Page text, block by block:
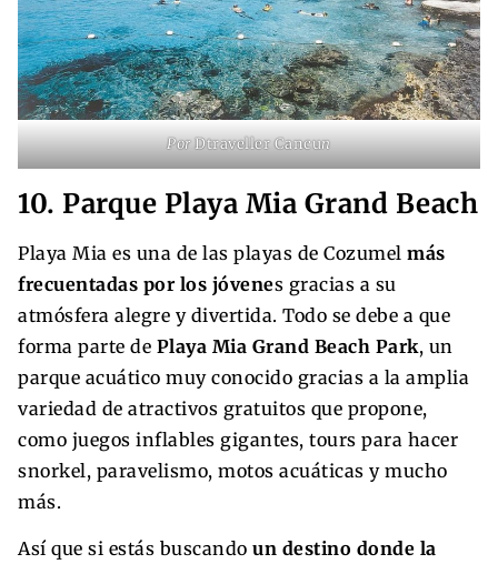
PorDtraveller Cancun
10. Parque Playa Mia Grand Beach
Playa Mia es una de las playas de Cozumel más
frecuentadas por los jóvenes gracias a su
atmósfera alegre y divertida. Todo se debe a que
forma parte de Playa Mia Grand Beach Park, un
parque acuático muy conocido gracias a la amplia
variedad de atractivos gratuitos que propone,
como juegos inflables gigantes, tours para hacer
snorkel, paravelismo, motos acuáticas y mucho
más.
Así que si estás buscando un destino donde la